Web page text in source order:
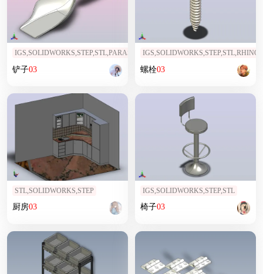
IGS,SOLIDWORKS,STEP,STL,PARASOLID
铲子03
IGS,SOLIDWORKS,STEP,STL,RHINO
螺栓03
STL,SOLIDWORKS,STEP
厨房03
IGS,SOLIDWORKS,STEP,STL
椅子03